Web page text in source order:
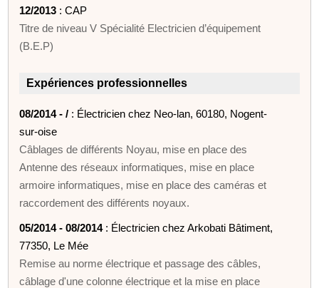
12/2013 : CAP
Titre de niveau V Spécialité Electricien d’équipement
(B.E.P)
Expériences professionnelles
08/2014 - / : Électricien chez Neo-lan, 60180, Nogent-
sur-oise
Câblages de différents Noyau, mise en place des
Antenne des réseaux informatiques, mise en place
armoire informatiques, mise en place des caméras et
raccordement des différents noyaux.
05/2014 - 08/2014: Électricien chez Arkobati Bâtiment,
77350, Le Mée
Remise au norme électrique et passage des câbles,
câblage d'une colonne électrique et la mise en place